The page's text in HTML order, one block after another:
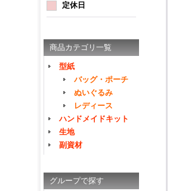
定休日
商品カテゴリ一覧
型紙
バッグ・ポーチ
ぬいぐるみ
レディース
ハンドメイドキット
生地
副資材
グループで探す